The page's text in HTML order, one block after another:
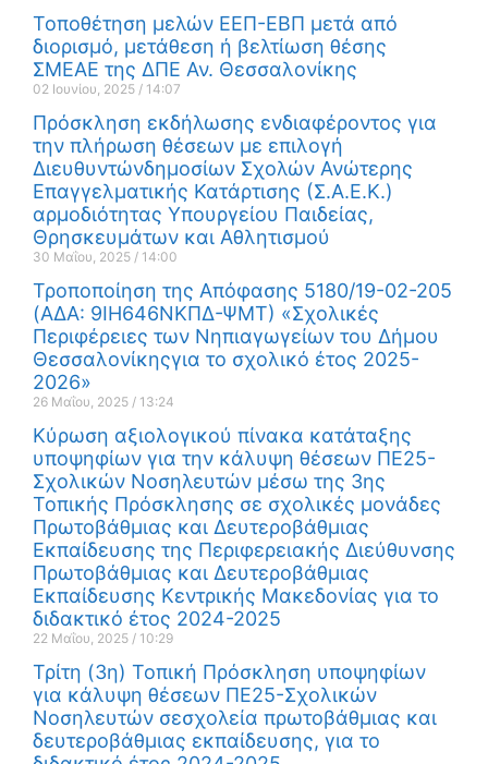
Τοποθέτηση μελών ΕΕΠ-ΕΒΠ μετά από
διορισμό, μετάθεση ή βελτίωση θέσης
ΣΜΕΑΕ της ΔΠΕ Αν. Θεσσαλονίκης
02 Ιουνίου, 2025 14:07
Πρόσκληση εκδήλωσης ενδιαφέροντος για
την πλήρωση θέσεων με επιλογή
Διευθυντώνδημοσίων Σχολών Ανώτερης
Επαγγελματικής Κατάρτισης (Σ.Α.Ε.Κ.)
αρμοδιότητας Υπουργείου Παιδείας,
Θρησκευμάτων και Αθλητισμού
30 Μαΐου, 2025 14:00
Τροποποίηση της Απόφασης 5180/19-02-205
(ΑΔΑ: 9ΙΗ646ΝΚΠΔ-ΨΜΤ) «Σχολικές
Περιφέρειες των Νηπιαγωγείων του Δήμου
Θεσσαλονίκηςγια το σχολικό έτος 2025-
2026»
26 Μαΐου, 2025 13:24
Κύρωση αξιολογικού πίνακα κατάταξης
υποψηφίων για την κάλυψη θέσεων ΠΕ25-
Σχολικών Νοσηλευτών μέσω της 3ης
Τοπικής Πρόσκλησης σε σχολικές μονάδες
Πρωτοβάθμιας και Δευτεροβάθμιας
Εκπαίδευσης της Περιφερειακής Διεύθυνσης
Πρωτοβάθμιας και Δευτεροβάθμιας
Εκπαίδευσης Κεντρικής Μακεδονίας για το
διδακτικό έτος 2024-2025
22 Μαΐου, 2025 10:29
Τρίτη (3η) Τοπική Πρόσκληση υποψηφίων
για κάλυψη θέσεων ΠΕ25-Σχολικών
Νοσηλευτών σεσχολεία πρωτοβάθμιας και
δευτεροβάθμιας εκπαίδευσης, για το